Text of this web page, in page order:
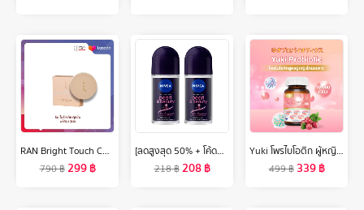
RAN Bright Touch Cushion by Pom Vinij รัน ไบร์ท ทัช คุชชั่น บาย ป้อม วินิจ
790฿299฿
[ลดสูงสุด 50% + โค้ดลดเพิ่ม 20%]นีเวีย เพิร์ล แอนด์ บิวตี้ แบล็ค เพิร์ล โรลออน ระงับกลิ่นกาย 50 มล. 2 ชิ้น NIVEA
218฿208฿
Yuki โพรไบโอติก ผู้หญิง โดยเฉพาะ 30 แคปซูล Women’s Probiotic
499฿ 339฿